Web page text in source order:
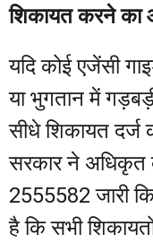
शिकायत करने का
यदि कोई एजेंसी
या भुगतान में
सीधे शिकायत
सरकार ने अधिकृत
2555582 जारी
है कि सभी